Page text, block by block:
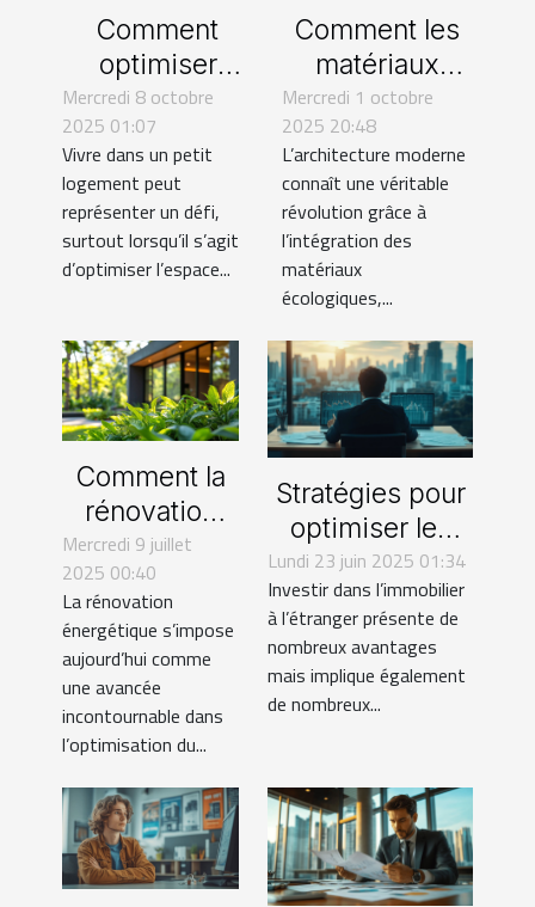
Comment
optimiser
l'espace dans
les petits
logements ?
Mercredi 8 octobre
2025 01:07
Vivre dans un petit
logement peut
représenter un défi,
surtout lorsqu’il s’agit
d’optimiser l’espace...
Comment les
matériaux
écologiques
transforment
l'architecture
moderne ?
Mercredi 1 octobre
2025 20:48
L’architecture moderne
connaît une véritable
révolution grâce à
l’intégration des
matériaux
écologiques,...
Comment la
rénovation
énergétique
transforme-t-
elle votre
habitat ?
Mercredi 9 juillet
2025 00:40
La rénovation
énergétique s’impose
aujourd’hui comme
une avancée
incontournable dans
l’optimisation du...
Stratégies pour
optimiser les
investissements
immobiliers à
l'étranger
Lundi 23 juin 2025 01:34
Investir dans l’immobilier
à l’étranger présente de
nombreux avantages
mais implique également
de nombreux...